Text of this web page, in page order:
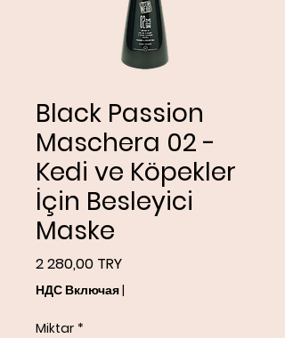
Black Passion
Maschera 02 -
Kedi ve Köpekler
İçin Besleyici
Maske
2 280,00 TRYЦена
НДС Включая|
Miktar *